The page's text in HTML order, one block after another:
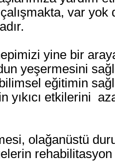
var yok
yine bir
yeşermesini
eğitimin
yıkıcı etkilerini
olağanüstü